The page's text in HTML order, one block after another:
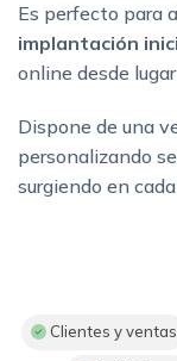
Es perfecto para
implantación
online desde
Dispone de una
personalizando
surgiendo en
Clientes y ventas